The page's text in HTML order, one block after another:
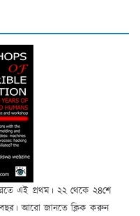
এই প্রথম। ২২ থেকে ২৪শে
বছর। আরো জানতে ক্লিক করুন